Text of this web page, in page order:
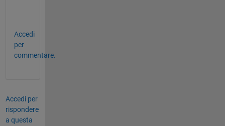
Accedi
per
commentare.
Accedi per
rispondere
a questa